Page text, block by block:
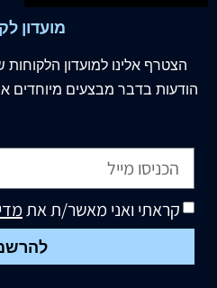
מועדון
הצטרף אלינו למועדון
הודעות בדבר מבצעים מיוחדים
קראתי ואני מאשר/ת את